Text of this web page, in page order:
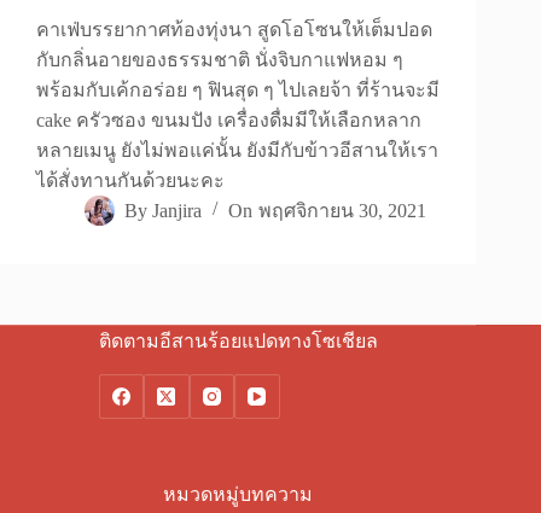
คาเฟ่บรรยากาศท้องทุ่งนา สูดโอโซนให้เต็มปอด
กับกลิ่นอายของธรรมชาติ นั่งจิบกาแฟหอม ๆ
พร้อมกับเค้กอร่อย ๆ ฟินสุด ๆ ไปเลยจ้า ที่ร้านจะมี
cake ครัวซอง ขนมปัง เครื่องดื่มมีให้เลือกหลาก
หลายเมนู ยังไม่พอแค่นั้น ยังมีกับข้าวอีสานให้เรา
ได้สั่งทานกันด้วยนะคะ
By Janjira On พฤศจิกายน 30, 2021
ติดตามอีสานร้อยแปดทางโซเชียล
หมวดหมู่บทความ